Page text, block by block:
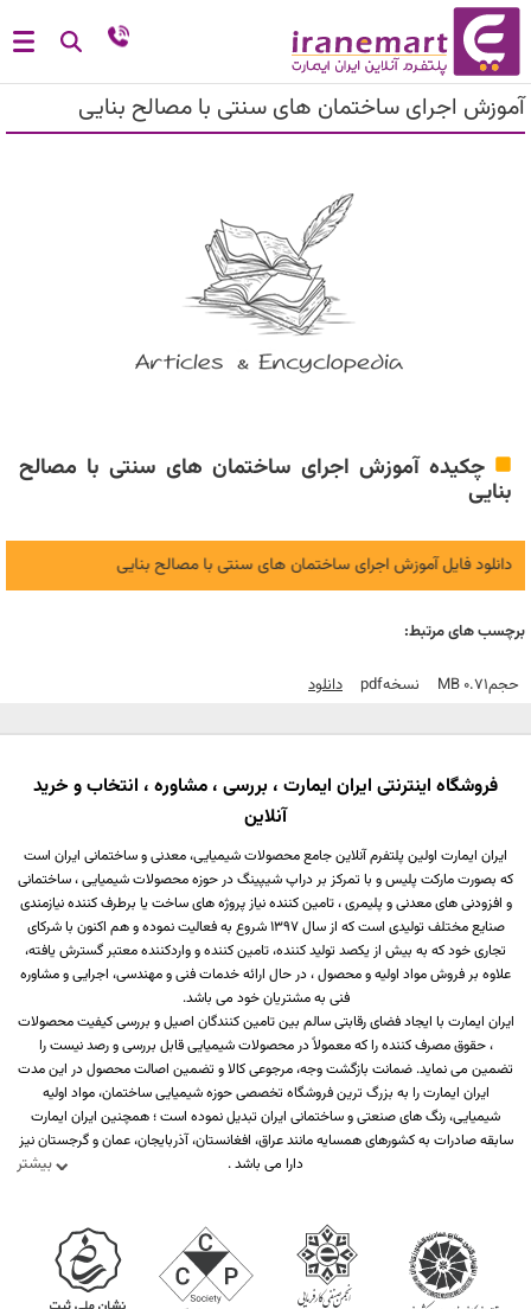
آموزش اجرای ساختمان های سنتی با مصالح بنایی
چکیده آموزش اجرای ساختمان های سنتی با مصالح
بنایی
دانلود فایل آموزش اجرای ساختمان های سنتی با مصالح بنایی
برچسب های مرتبط:
حجم0.71 MB نسخهPdf دانلود
فروشگاه اینترنتی ایران ایمارت ، بررسی ، مشاوره ، انتخاب و خرید
آنلاین
بیشتر
ایران ایمارت اولین پلتفرم آنلاین جامع محصولات شیمیایی، معدنی و ساختمانی ایران است
که بصورت مارکت پلیس و با تمرکز بر دراپ شیپینگ در حوزه محصولات شیمیایی ، ساختمانی
و افزودنی های معدنی و پلیمری ، تامین کننده نیاز پروژه های ساخت یا برطرف کننده نیازمندی
صنایع مختلف تولیدی است که از سال 1397 شروع به فعالیت نموده و هم اکنون با شرکای
تجاری خود که به بیش از یکصد تولید کننده، تامین کننده و واردکننده معتبر گسترش یافته،
علاوه بر فروش مواد اولیه و محصول ، در حال ارائه خدمات فنی و مهندسی، اجرایی و مشاوره
فنی به مشتریان خود می باشد.
ایران ایمارت با ایجاد فضای رقابتی سالم بین تامین کنندگان اصیل و بررسی کیفیت محصولات
، حقوق مصرف کننده را که معمولاً در محصولات شیمیایی قابل بررسی و رصد نیست را
تضمین می نماید. ضمانت بازگشت وجه، مرجوعی کالا و تضمین اصالت محصول در این مدت
ایران ایمارت را به بزرگ ترین فروشگاه تخصصی حوزه شیمیایی ساختمان، مواد اولیه
شیمیایی، رنگ های صنعتی و ساختمانی ایران تبدیل نموده است ؛ همچنین ایران ایمارت
سابقه صادرات به کشورهای همسایه مانند عراق، افغانستان، آذربایجان، عمان و گرجستان نیز
دارا می باشد .